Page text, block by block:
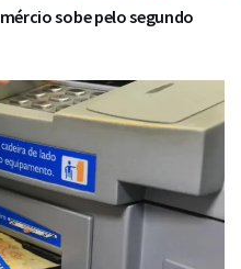
sobe pelo segundo